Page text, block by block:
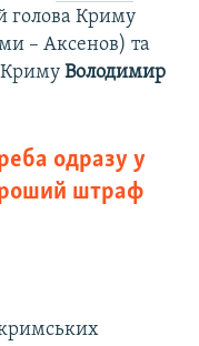
голова Криму
– Аксенов) та
Криму Володимир
одразу у
штраф